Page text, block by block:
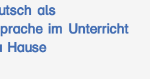
als
im Unterricht
Hause